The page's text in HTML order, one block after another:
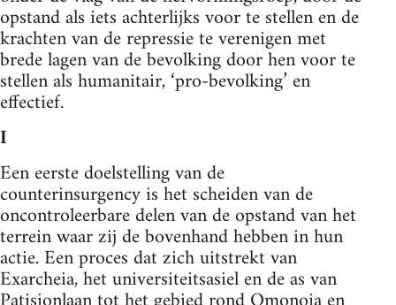
opstand als iets achterlijks voor te stellen en de
krachten van de repressie te verenigen met
brede lagen van de bevolking door hen voor te
stellen als humanitair, ‘pro-bevolking’ en
effectief.
I
Een eerste doelstelling van de
counterinsurgency is het scheiden van de
oncontroleerbare delen van de opstand van het
terrein waar zij de bovenhand hebben in hun
actie. Een proces dat zich uitstrekt van
Exarcheia, het universiteitsasiel en de as van